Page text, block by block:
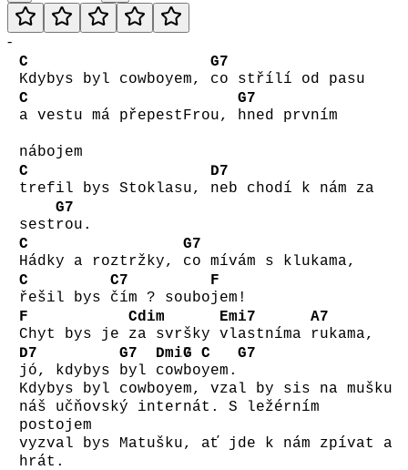
-
C
Kdybys byl cowboyem,
G7
co střílí od pasu
C
a vestu má přepestFrou,
G7
hned prvním
nábojem
C
trefil bys Stoklasu,
D7
neb chodí k nám za
sest
G7
rou.
C
Hádky a roztržky,
G7
co mívám s klukama,
C
řešil bys
C7
čím ? soubo
F
jem!
F
Chyt bys je
Cdim
za svršky
Emi7
vlastníma
A7
rukama,
D7
jó, kdybys
G7
byl
Dmi7
cow
G
bo
C
yem.
G7
Kdybys byl cowboyem, vzal by sis na mušku
náš učňovský internát. S ležérním
postojem
vyzval bys Matušku, ať jde k nám zpívat a
hrát.